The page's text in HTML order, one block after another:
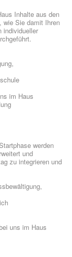
Inhalte aus den
wie Sie damit Ihren
individueller
im Haus
werden
und
zu integrieren und
uns im Haus